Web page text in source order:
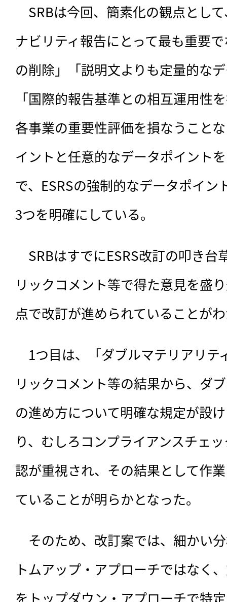
SRBは今回、簡素化の観点とし
ナビリティ報告にとって最も重要
の削除」「説明文よりも定量的な
「国際的報告基準との相互運用性
各事業の重要性評価を損なうこと
イントと任意的なデータポイント
で、ESRSの強制的なデータポイ
3つを明確にしている。
SRBはすでにESRS改訂の叩き台
リックコメント等で得た意見を盛
点で改訂が進められていることが
1つ目は、
「ダブルマテリアリ
リックコメント等の結果から、ダ
の進め方について明確な規定が設
り、むしろコンプライアンスチェ
認が重視され、その結果として作
ていることが明らかとなった。
そのため、改訂案では、細かい
トムアップ・アプローチではなく
をトップダウン・アプローチで特